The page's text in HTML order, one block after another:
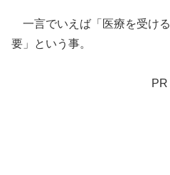
一言でいえば「医療を受け
要」という事。
PR